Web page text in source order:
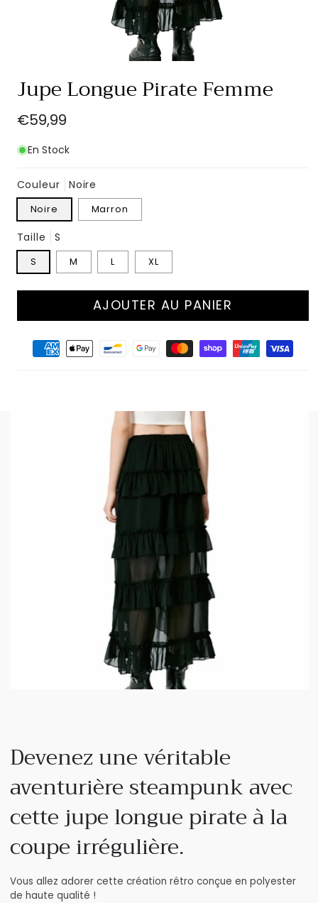
média
1
une
Jupe Longue Pirate Femme
Prix
€59,99
En Stock
Couleur Noire
Noire Marron
Taille S
S M L XL
AJOUTER AU PANIER
Moyens
Devenez une véritable
aventurière steampunk avec
cette jupe longue pirate à la
coupe irrégulière.
Vous allez adorer cette création rétro conçue en polyester
de haute qualité !